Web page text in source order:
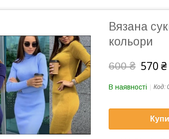
Вязана
кольори
600 ₴ 570 ₴
В наявності Код: